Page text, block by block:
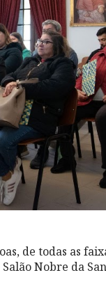
de todas as
Nobre da